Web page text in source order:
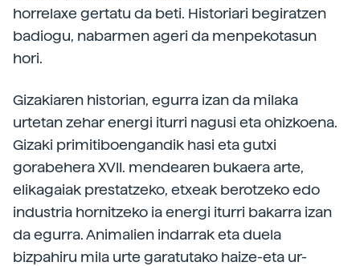
horrelaxe gertatu da beti. Historiari begiratzen
badiogu, nabarmen ageri da menpekotasun
hori.
Gizakiaren historian, egurra izan da milaka
urtetan zehar energi iturri nagusi eta ohizkoena.
Gizaki primitiboengandik hasi eta gutxi
gorabehera XVII. mendearen bukaera arte,
elikagaiak prestatzeko, etxeak berotzeko edo
industria hornitzeko ia energi iturri bakarra izan
da egurra. Animalien indarrak eta duela
bizpahiru mila urte garatutako haize-eta ur-